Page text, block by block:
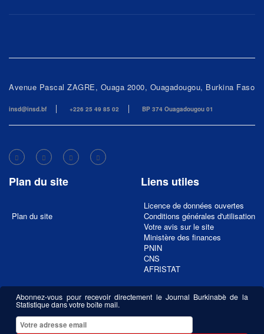
Avenue Pascal ZAGRE, Ouaga 2000, Ouagadougou, Burkina Faso
insd@insd.bf +226 25 49 85 02 BP 374 Ouagadougou 01
Plan du site
Plan du site
Liens utiles
Licence de données ouvertes
Conditions générales d'utilisation
Votre avis sur le site
Ministère des finances
PNIN
CNS
AFRISTAT
Abonnez-vous pour recevoir directement le Journal Burkinabè de la
Statistique dans votre boîte mail.